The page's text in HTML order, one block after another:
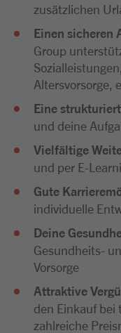
zusätzlichen
Einen sicheren
Group
Altersvorsorge,
Eine
und deine
Vielfältige
und per E-
Gute
individuelle
Deine
Gesundheits-
Vorsorge
Attraktive
den Einkauf bei
zahlreiche